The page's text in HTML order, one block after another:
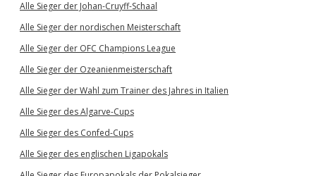
Alle Sieger der Johan-Cruyff-Schaal
Alle Sieger der nordischen Meisterschaft
Alle Sieger der OFC Champions League
Alle Sieger der Ozeanienmeisterschaft
Alle Sieger der Wahl zum Trainer des Jahres in Italien
Alle Sieger des Algarve-Cups
Alle Sieger des Confed-Cups
Alle Sieger des englischen Ligapokals